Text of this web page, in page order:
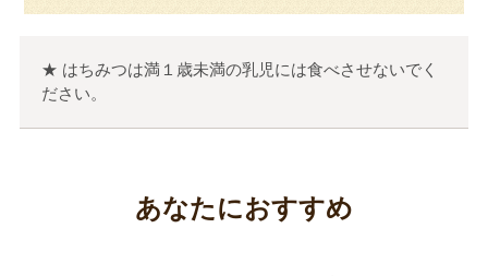
★ はちみつは満１歳未満の乳児には食べさせないでく
ださい。
あなたにおすすめ